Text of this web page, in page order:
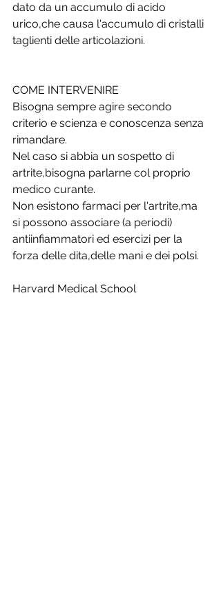
dato da un accumulo di acido
urico,che causa l'accumulo di cristalli
taglienti delle articolazioni.
COME INTERVENIRE
Bisogna sempre agire secondo
criterio e scienza e conoscenza senza
rimandare.
Nel caso si abbia un sospetto di
artrite,bisogna parlarne col proprio
medico curante.
Non esistono farmaci per l'artrite,ma
si possono associare (a periodi)
antiinfiammatori ed esercizi per la
forza delle dita,delle mani e dei polsi.
Harvard Medical School